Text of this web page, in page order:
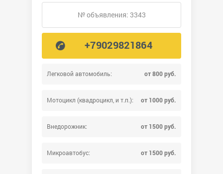
Легковой автомобиль: от 800 руб.
Мотоцикл (квадроцикл, и т.п.): от 1000 руб.
Внедорожник: от 1500 руб.
Микроавтобус: от 1500 руб.
№ объявления: 3343
+79029821864